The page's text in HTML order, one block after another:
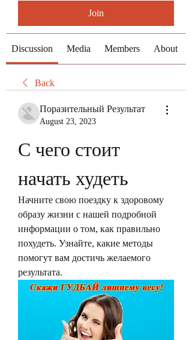
Join
Discussion Media Members About
Back
Поразительный Результат
August 23, 2023
С чего стоит
начать худеть
Начните свою поездку к здоровому
образу жизни с нашей подробной
информации о том, как правильно
похудеть. Узнайте, какие методы
помогут вам достичь желаемого
результата.